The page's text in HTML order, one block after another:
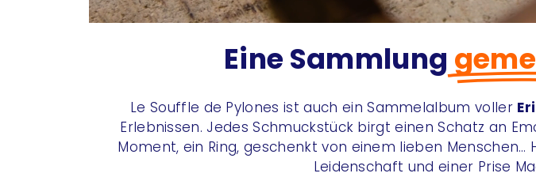
Eine Sammlung
Le Souffle de Pylones ist auch ein Sammelalbum voller
Erlebnissen. Jedes Schmuckstück birgt einen Schatz an
Moment, ein Ring, geschenkt von einem lieben
Leidenschaft und einer Prise